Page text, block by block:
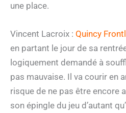
une place.
Vincent Lacroix : Quincy
en partant le jour de sa
logiquement demandé à
pas mauvaise. Il va courir en
risque de ne pas être encore
son épingle du jeu d’autant